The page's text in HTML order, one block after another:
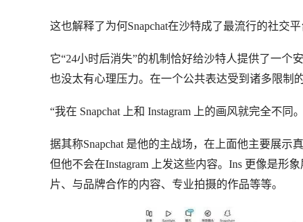
这也解释了为何Snapchat在沙特成了最流行的社交平
它“24小时后消失”的机制恰好给沙特人提供了一个
也没太有心理压力。在一个公共表达受到诸多限制
“我在 Snapchat 上和 Instagram 上的画风就完全不同
据其称Snapchat 是他的主战场，在上面他主要展示
但他不会在Instagram 上发这些内容。Ins 更像是形
片、与品牌合作的内容、专业拍摄的作品等等。